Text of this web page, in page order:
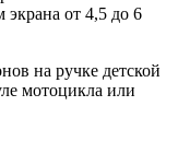
от 4,5 до 6
на ручке детской
мотоцикла или